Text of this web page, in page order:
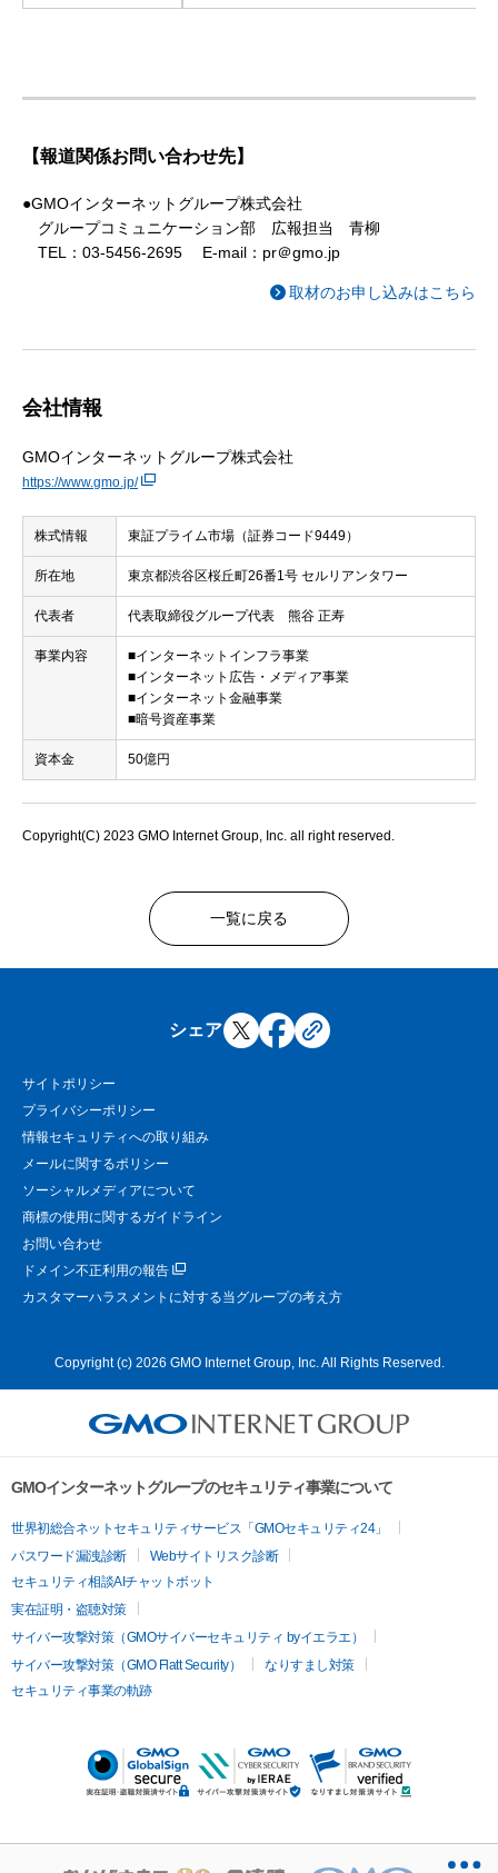
【報道関係お問い合わせ先】
●GMOインターネットグループ株式会社
グループコミュニケーション部 広報担当 青柳
TEL：03-5456-2695 E-mail：pr＠gmo.jp
取材のお申し込みはこちら
会社情報
GMOインターネットグループ株式会社
https://www.gmo.jp/
株式情報 東証プライム市場（証券コード9449）
所在地 東京都渋谷区桜丘町26番1号 セルリアンタワー
代表者 代表取締役グループ代表 熊谷 正寿
事業内容
■インターネットインフラ事業
■インターネット広告・メディア事業
■インターネット金融事業
■暗号資産事業
資本金 50億円
Copyright(C) 2023 GMO Internet Group, Inc. all right reserved.
一覧に戻る
シェア
サイトポリシー
プライバシーポリシー
情報セキュリティへの取り組み
メールに関するポリシー
ソーシャルメディアについて
商標の使用に関するガイドライン
お問い合わせ
ドメイン不正利用の報告
カスタマーハラスメントに対する当グループの考え方
Copyright (c) 2026 GMO Internet Group, Inc. All Rights Reserved.
GMOインターネットグループのセキュリティ事業について
世界初総合ネットセキュリティサービス「GMOセキュリティ24」
パスワード漏洩診断
Webサイトリスク診断
セキュリティ相談AIチャットボット
実在証明・盗聴対策
サイバー攻撃対策（GMOサイバーセキュリティ byイエラエ）
サイバー攻撃対策（GMO Flatt Security）
なりすまし対策
セキュリティ事業の軌跡